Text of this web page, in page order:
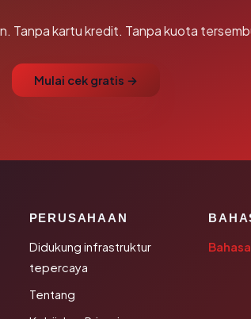
Tanpa kartu kredit. Tanpa kuota
Mulai cek gratis →
PERUSAHAAN
Didukung infrastruktur
tepercaya
Tentang